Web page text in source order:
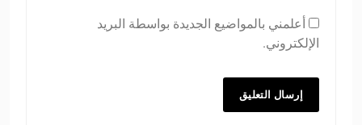
أعلمني بالمواضيع الجديدة بواسطة البريد
الإلكتروني.